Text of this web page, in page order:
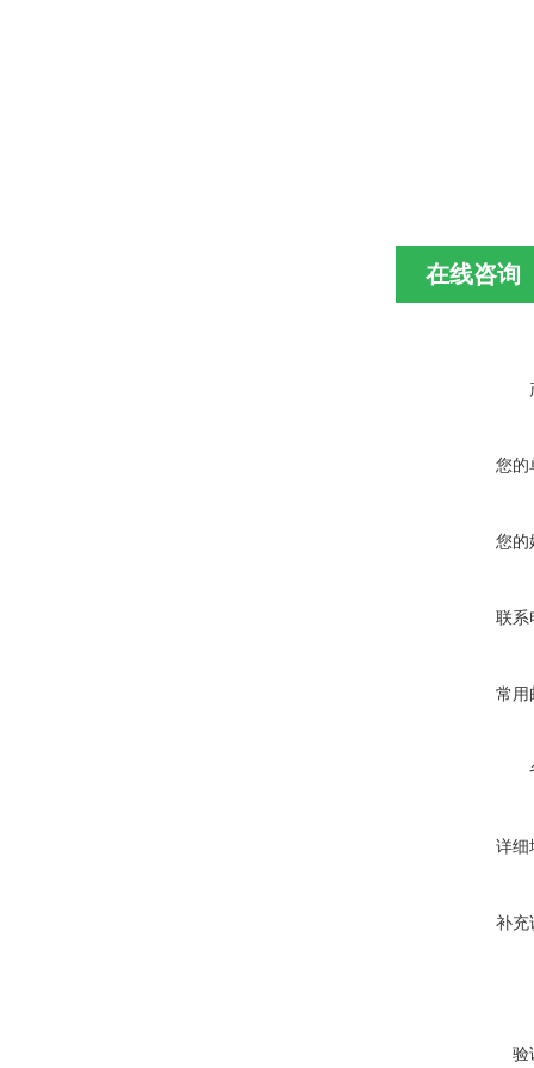
在线咨询
您的
您的
联系
常用
详细
补充
验